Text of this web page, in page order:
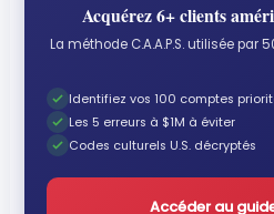
Acquérez 6+ clients
La méthode C.A.A.P.S. utilisée
Identifiez vos 100 comptes
Les 5 erreurs à $1M à éviter
Codes culturels U.S. décryptés
Accéder au